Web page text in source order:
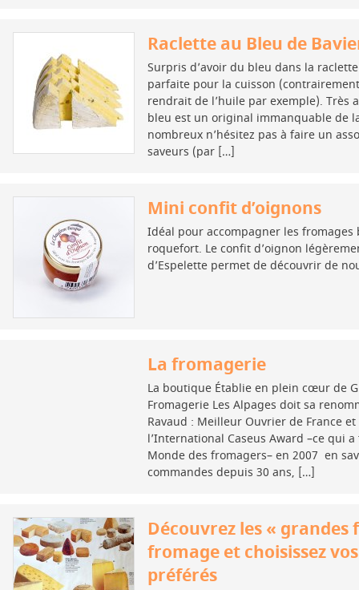
Raclette au Bleu de
Surpris d’avoir du bleu dans la
parfaite pour la cuisson
rendrait de l’huile par exemple). Très
bleu est un original immanquable de
nombreux n’hésitez pas à faire un
saveurs (par […]
Mini confit d’oignons
Idéal pour accompagner les fromages
roquefort. Le confit d’oignon
d’Espelette permet de découvrir de
La fromagerie
La boutique Établie en plein cœur de
Fromagerie Les Alpages doit sa
Ravaud : Meilleur Ouvrier de France
l’International Caseus Award –ce qui
Monde des fromagers– en 2007 en
commandes depuis 30 ans, […]
Découvrez les « grandes
fromage et choisissez
préférés